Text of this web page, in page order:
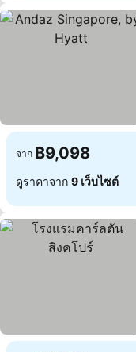
จาก ฿9,098
ดูราคาจาก 9 เว็บไซต์